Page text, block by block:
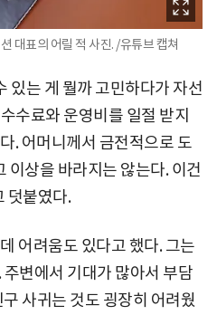
대표의 어릴 적 사진. /유튜브 캡쳐
있는 게 뭘까 고민하다가 자선
수료와 운영비를 일절 받지
. 어머니께서 금전적으로 도
이상을 바라지는 않는다. 이건
덧붙였다.
어려움도 있다고 했다. 그는
변에서 기대가 많아서 부담
사귀는 것도 굉장히 어려웠